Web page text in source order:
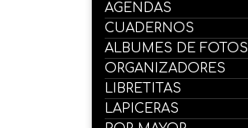
AGENDAS
CUADERNOS
ALBUMES DE FOTOS
ORGANIZADORES
LIBRETITAS
LAPICERAS